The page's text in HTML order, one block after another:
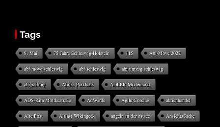
Tags
8. Mai 75 Jahre Schleswig-Holstein 115 Abi-Move 2022
abi move schleswig abi schleswig abi umzug schleswig
abi zeitung Abriss Parkhaus ADLER Modemarkt
ADS-Kita Moltkestraße AdWords Agile Coaches aktienhandel
Alte Post Altlast Wikingeck angeln in der ostsee AnsichtsSache